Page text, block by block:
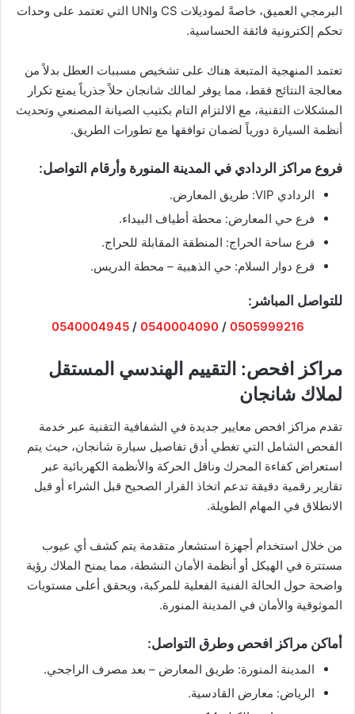
البرمجي العميق، خاصةً لموديلات CS وUNI التي تعتمد على وحدات
تحكم إلكترونية فائقة الحساسية.
​تعتمد المنهجية المتبعة هناك على تشخيص مسببات العطل بدلاً من
معالجة النتائج فقط، مما يوفر لمالك شانجان حلاً جذرياً يمنع تكرار
المشكلات التقنية، مع الالتزام التام بكتيب الصيانة المصنعي وتحديث
أنظمة السيارة دورياً لضمان توافقها مع تطورات الطريق.
​فروع مراكز الردادي في المدينة المنورة وأرقام التواصل:
​الردادي VIP: طريق المعارض.
​فرع حي المعارض: محطة أطياف البيداء.
​فرع ساحة الحراج: المنطقة المقابلة للحراج.
​فرع دوار السلام: حي الذهبية – محطة الدريس.
​للتواصل المباشر:
0505999216
/
0540004090
/
0540004945
​مراكز افحص: التقييم الهندسي المستقل
لملاك شانجان
​تقدم مراكز افحص معايير جديدة في الشفافية التقنية عبر خدمة
الفحص الشامل التي تغطي أدق تفاصيل سيارة شانجان، حيث يتم
استعراض كفاءة المحرك وناقل الحركة والأنظمة الكهربائية عبر
تقارير رقمية دقيقة تدعم اتخاذ القرار الصحيح قبل الشراء أو قبل
الانطلاق في المهام الطويلة.
​من خلال استخدام أجهزة استشعار متقدمة يتم كشف أي عيوب
مستترة في الهيكل أو أنظمة الأمان النشطة، مما يمنح الملاك رؤية
واضحة حول الحالة الفنية الفعلية للمركبة، ويحقق أعلى مستويات
الموثوقية والأمان في المدينة المنورة.
​أماكن مراكز افحص وطرق التواصل:
​المدينة المنورة: طريق المعارض – بعد مصرف الراجحي.
​الرياض: معارض القادسية.